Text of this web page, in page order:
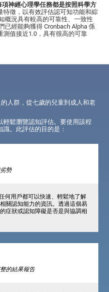
神經心理學任務都是按照科學方
特徵，以有效評估認可知功能和綜
概況具有較高的可靠性、一致性
已經能夠獲得 Cronbach Alpha 係
測值接近1.0，具有很高的可靠
人群，從七歲的兒童到成人和老
輕鬆瀏覽認知評估。要使用該程
。此評估的目的是：
勢
何用戶都可以快速、輕鬆地了解
關認知能力的資訊。透過這個易
症狀或認知障礙是否是與協調相
的結果報告